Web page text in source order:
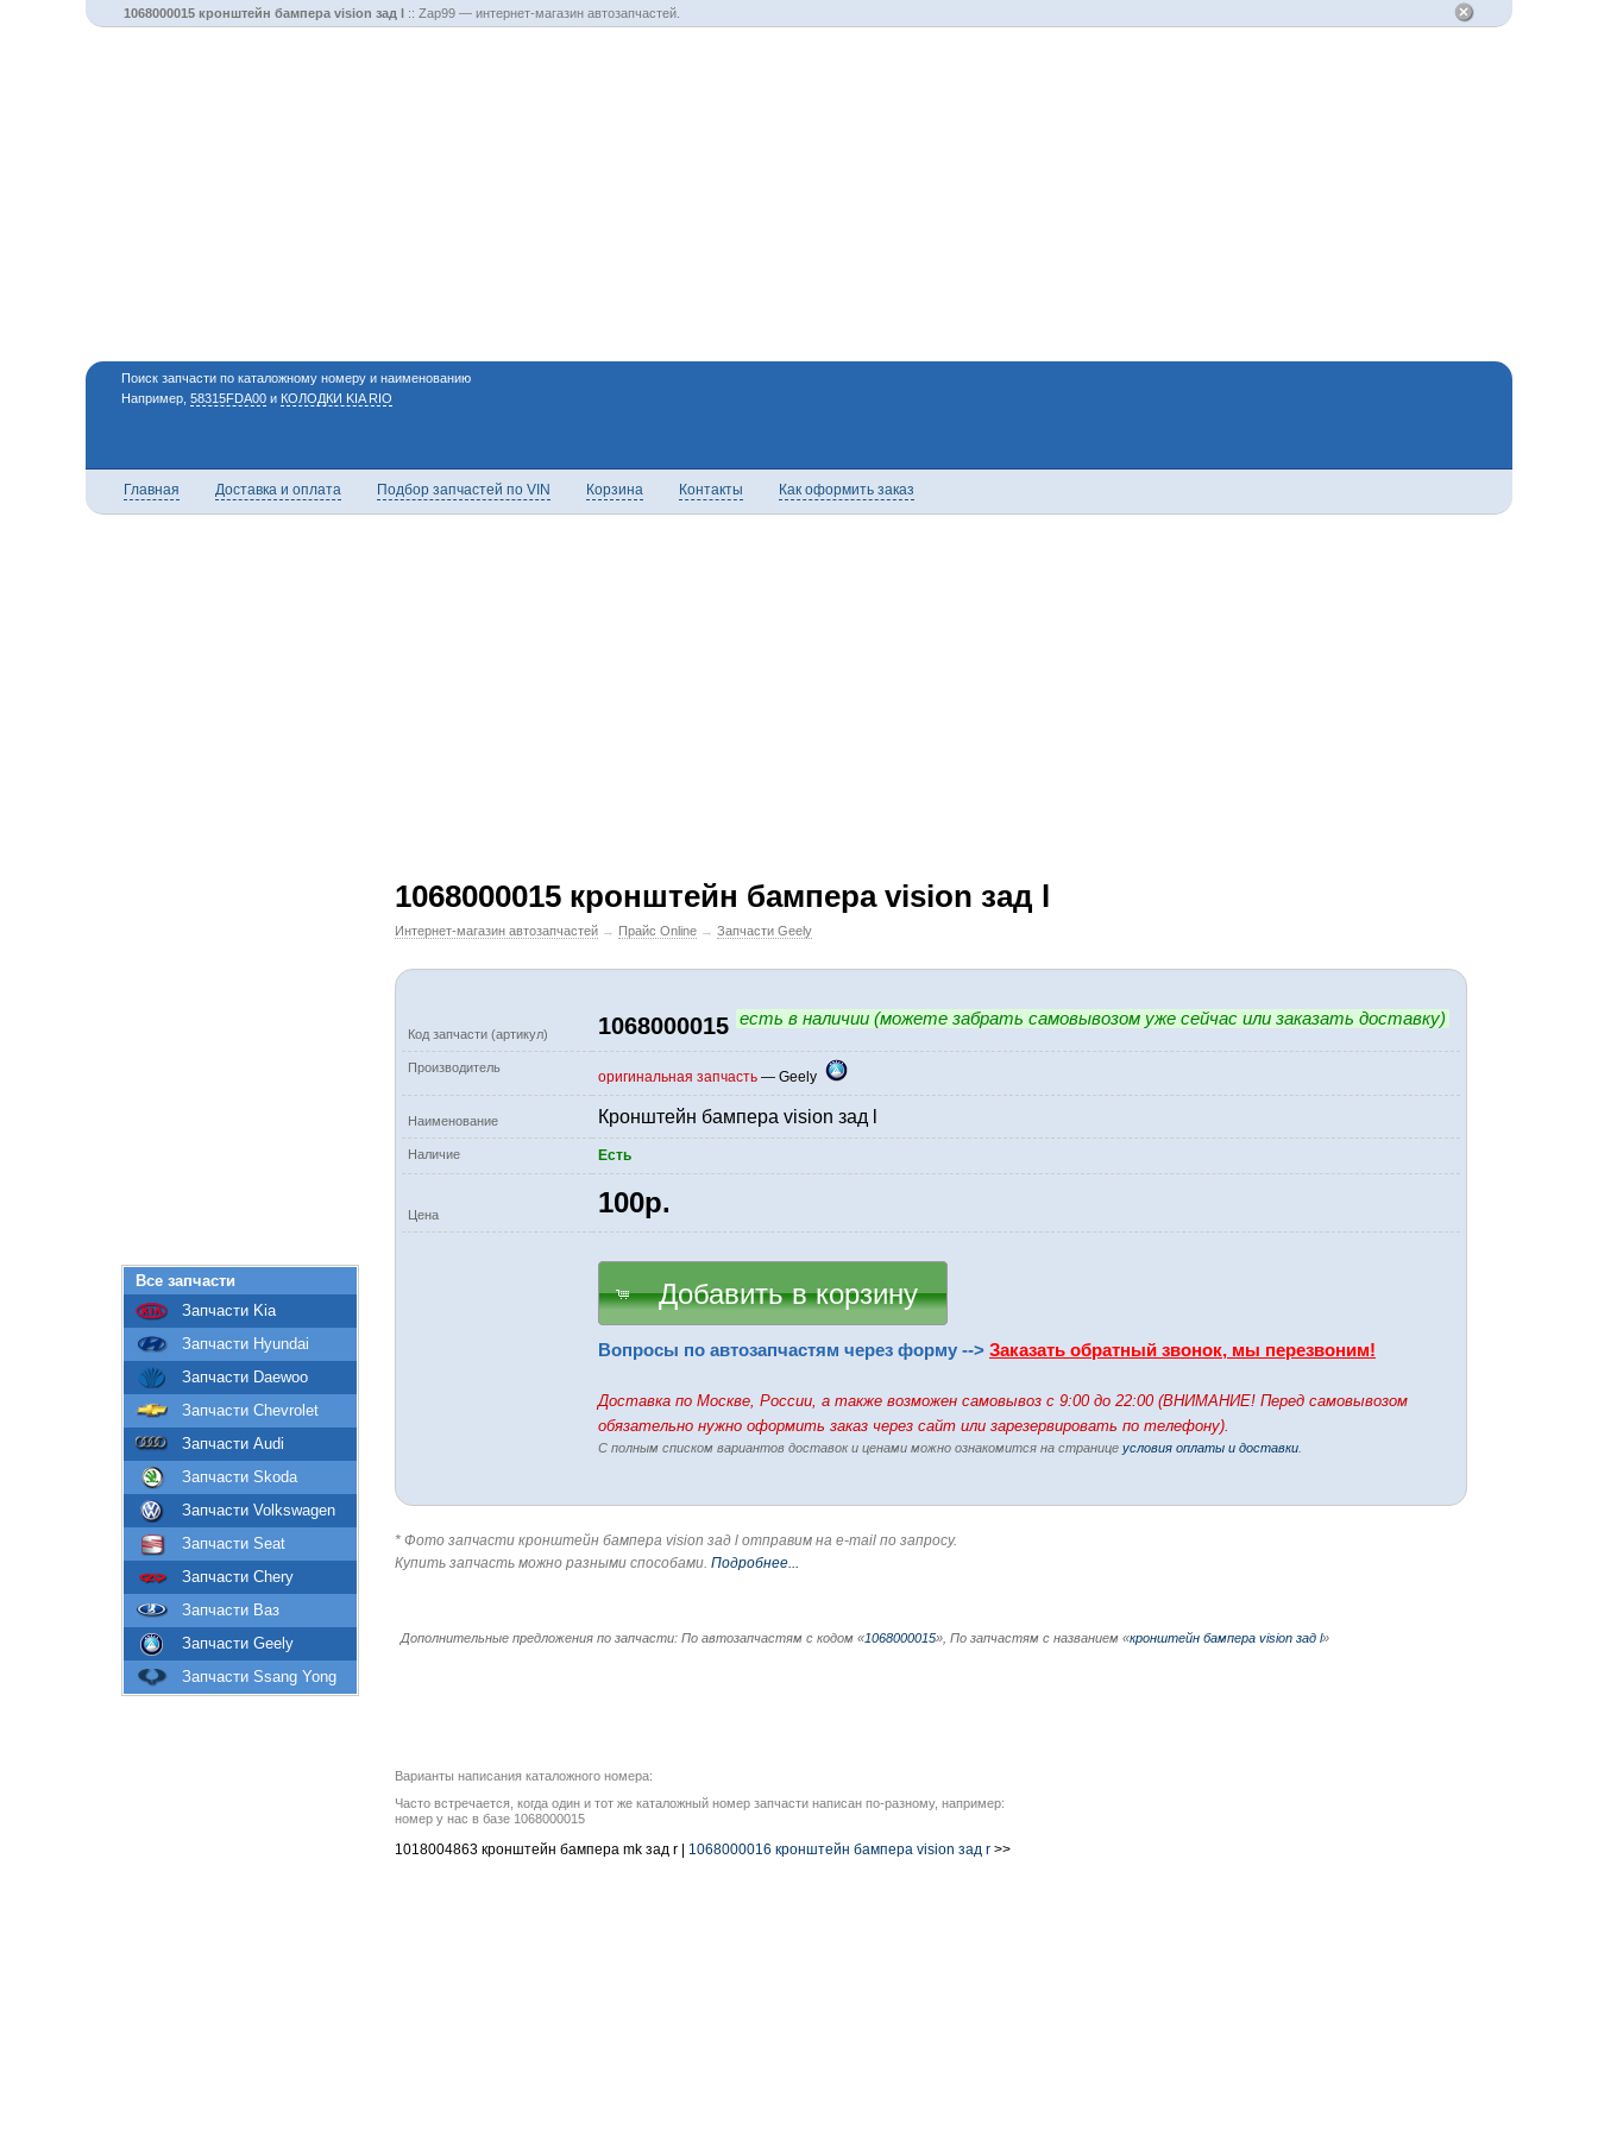
1068000015 кронштейн бампера vision зад l :: Zap99 — интернет-магазин автозапчастей.
Поиск запчасти по каталожному номеру и наименованию
Например, 58315FDA00 и КОЛОДКИ KIA RIO
Главная Доставка и оплата Подбор запчастей по VIN Корзина Контакты Как оформить заказ
1068000015 кронштейн бампера vision зад l
Интернет-магазин автозапчастей → Прайс Online → Запчасти Geely
Код запчасти (артикул) 1068000015 есть в наличии (можете забрать самовывозом уже сейчас или заказать доставку)
Производитель
оригинальная запчасть — Geely
Наименование Кронштейн бампера vision зад l
Наличие Есть
Цена 100р.
Добавить в корзину
Вопросы по автозапчастям через форму --> Заказать обратный звонок, мы перезвоним!
Доставка по Москве, России, а также возможен самовывоз c 9:00 до 22:00 (ВНИМАНИЕ! Перед самовывозом
обязательно нужно оформить заказ через сайт или зарезервировать по телефону).
С полным списком вариантов доставок и ценами можно ознакомится на странице условия оплаты и доставки
* Фото запчасти кронштейн бампера vision зад l отправим на e-mail по запросу.
Купить запчасть можно разными способами. Подробнее...
Дополнительные предложения по запчасти: По автозапчастям с кодом «1068000015», По запчастям с названием «кронштейн бампера vision зад l»
Варианты написания каталожного номера:
Часто встречается, когда один и тот же каталожный номер запчасти написан по-разному, например:
номер у нас в базе 1068000015
1018004863 кронштейн бампера mk зад r | 1068000016 кронштейн бампера vision зад r >>
Все запчасти
Запчасти Kia
Запчасти Hyundai
Запчасти Daewoo
Запчасти Chevrolet
Запчасти Audi
Запчасти Skoda
Запчасти Volkswagen
Запчасти Seat
Запчасти Chery
Запчасти Ваз
Запчасти Geely
Запчасти Ssang Yong